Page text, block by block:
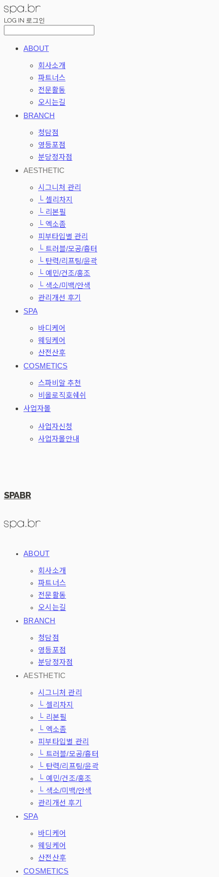
LOG IN 로그인
ABOUT
회사소개
파트너스
전문활동
오시는길
BRANCH
청담점
영등포점
분당정자점
AESTHETIC
시그니처 관리
└ 셀리차지
└ 리본필
└ 엑소좀
피부타입별 관리
└ 트러블/모공/흉터
└ 탄력/리프팅/윤곽
└ 예민/건조/홍조
└ 색소/미백/안색
관리개선 후기
SPA
바디케어
웨딩케어
산전산후
COSMETICS
스파비알 추천
비올로직호쉐쉬
사업자몰
사업자신청
사업자몰안내
SPABR
ABOUT
회사소개
파트너스
전문활동
오시는길
BRANCH
청담점
영등포점
분당정자점
AESTHETIC
시그니처 관리
└ 셀리차지
└ 리본필
└ 엑소좀
피부타입별 관리
└ 트러블/모공/흉터
└ 탄력/리프팅/윤곽
└ 예민/건조/홍조
└ 색소/미백/안색
관리개선 후기
SPA
바디케어
웨딩케어
산전산후
COSMETICS